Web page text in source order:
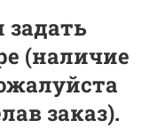
(наличие
заказ).